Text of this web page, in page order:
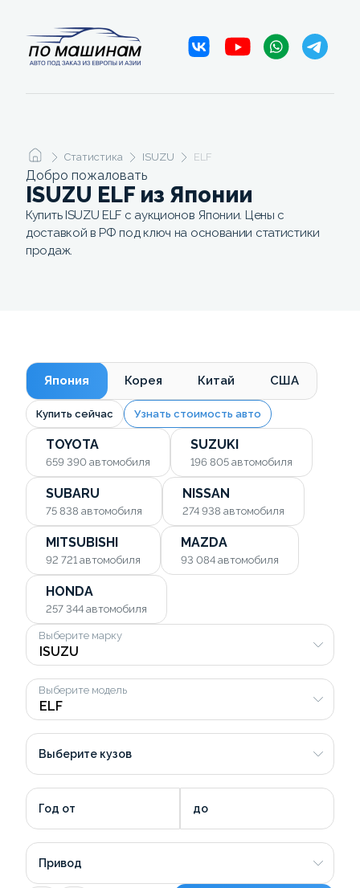
Статистика ISUZU ELF
Добро пожаловать
ISUZU ELF из Японии
Купить ISUZU ELF с аукционов Японии. Цены с
доставкой в РФ под ключ на основании статистики
продаж.
Япония Корея Китай США
Купить сейчас Узнать стоимость авто
TOYOTA
659 390 автомобиля
SUZUKI
196 805 автомобиля
SUBARU
75 838 автомобиля
NISSAN
274 938 автомобиля
MITSUBISHI
92 721 автомобиля
MAZDA
93 084 автомобиля
HONDA
257 344 автомобиля
Выберите марку
Выберите модель
Выберите кузов
Год от до
Привод